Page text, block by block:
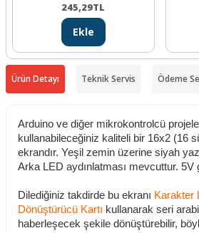
245,29TL
Ekle
Ürün Detayı Teknik Servis Ödeme
Arduino ve diğer mikrokontrolcü
kullanabileceğiniz kaliteli bir 16x2 (16
ekrandır. Yeşil zemin üzerine siyah
Arka LED aydınlatması mevcuttur. 5V
Dilediğiniz takdirde bu ekranı Karakter
Dönüştürücü Kartı kullanarak seri
haberleşecek şekile dönüştürebilir,